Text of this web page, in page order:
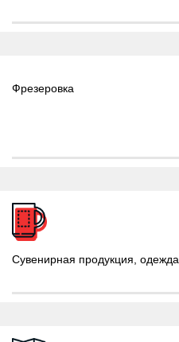
Фрезеровка
Сувенирная продукция, одежда